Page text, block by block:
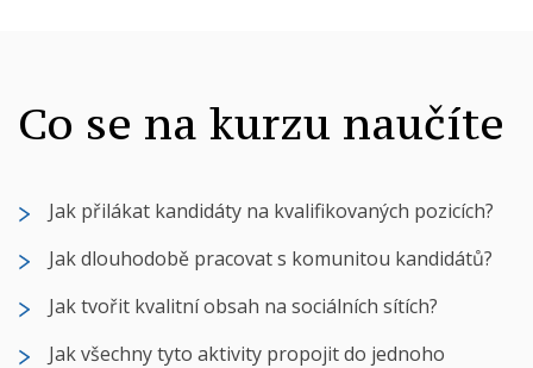
Co se na kurzu naučíte
Jak přilákat kandidáty na kvalifikovaných pozicích?
Jak dlouhodobě pracovat s komunitou kandidátů?
Jak tvořit kvalitní obsah na sociálních sítích?
Jak všechny tyto aktivity propojit do jednoho